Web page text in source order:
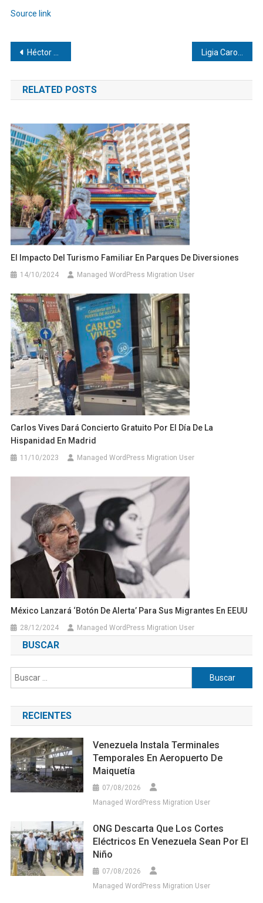
de
Source link
Navegación
de
entradas
Héctor Andrés Obregón Pérez | El fantasma de la morosidad: Cómo proteger la salud financiera
RELATED POSTS
El Impacto Del Turismo Familiar En Parques De Diversiones
14/10/2024 Managed WordPress Migration User
Carlos Vives Dará Concierto Gratuito Por El Día De La
Hispanidad En Madrid
11/10/2023 Managed WordPress Migration User
México Lanzará ‘botón De Alerta’ Para Sus Migrantes En EEUU
28/12/2024 Managed WordPress Migration User
BUSCAR
Buscar:
RECIENTES
Venezuela Instala Terminales
Temporales En Aeropuerto De
Maiquetía
07/08/2026
Managed WordPress Migration User
ONG Descarta Que Los Cortes
Eléctricos En Venezuela Sean Por El
Niño
07/08/2026
Managed WordPress Migration User